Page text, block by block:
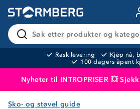
Søk etter produkter og
Rask levering
Kjøp nå,
100 dagers åpent
Nyheter til INTROPRISER 💥
Produktet er lagt i
Sko- og støvel guide